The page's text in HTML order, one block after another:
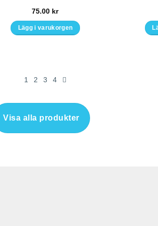
75.00 kr
Lägg i varukorgen
1 2 3 4
Visa alla produkter